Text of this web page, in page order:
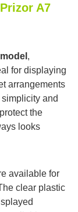
A7
,
for displaying
arrangements
and
the
looks
available for
clear plastic